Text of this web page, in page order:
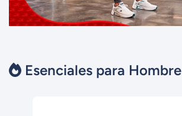
Esenciales para Hombre